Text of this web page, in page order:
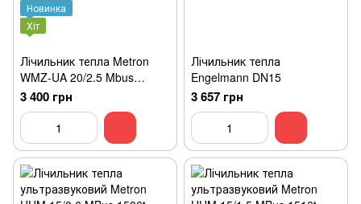
Новинка
Хіт
Лічильник тепла Metron
WMZ-UA 20/2.5 Mbus
Class3
3 400 грн
Лічильник тепла
Engelmann DN15
3 657 грн